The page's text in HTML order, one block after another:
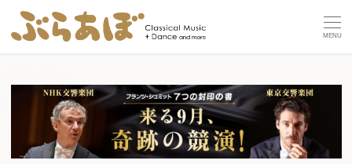
MENU